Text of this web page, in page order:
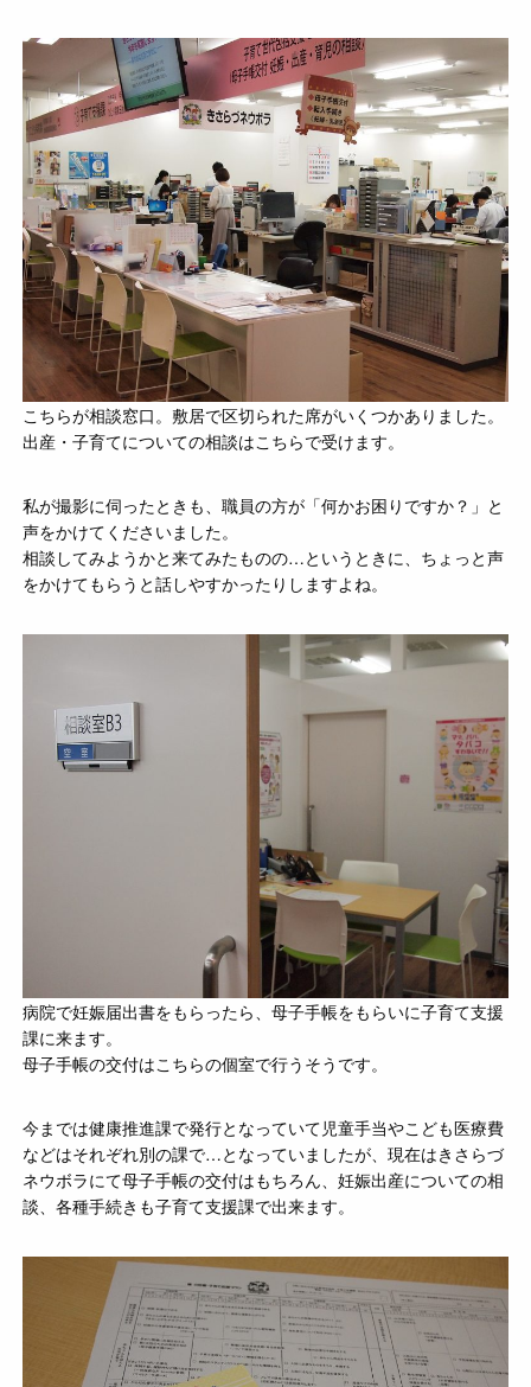
こちらが相談窓口。敷居で区切られた席がいくつかありました。
出産・子育てについての相談はこちらで受けます。
私が撮影に伺ったときも、職員の方が「何かお困りですか？」と
声をかけてくださいました。
相談してみようかと来てみたものの…というときに、ちょっと声
をかけてもらうと話しやすかったりしますよね。
病院で妊娠届出書をもらったら、母子手帳をもらいに子育て支援
課に来ます。
母子手帳の交付はこちらの個室で行うそうです。
今までは健康推進課で発行となっていて児童手当やこども医療費
などはそれぞれ別の課で…となっていましたが、現在はきさらづ
ネウボラにて母子手帳の交付はもちろん、妊娠出産についての相
談、各種手続きも子育て支援課で出来ます。